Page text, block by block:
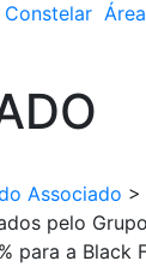
Constelar Área
Associado >
pelo
para a Black